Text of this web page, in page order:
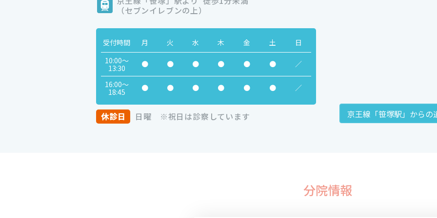
（セブンイレブンの上）
受付時間 月 火 水 木 金 土
日
10:00～
13:30
● ● ● ● ● ● ／
16:00～
18:45
● ● ● ● ● ● ／
休診日 日曜 ※祝日は診察しています 京王線「笹塚駅」からの
分院情報